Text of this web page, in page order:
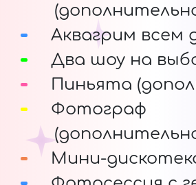
Аквагрим всем
Два шоу на
Пиньята
Фотограф
Мини-